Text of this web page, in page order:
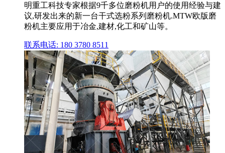
明重工科技专家根据9千多位磨粉机用户的使用经验与建
议,研发出来的新一台干式选粉系列磨粉机.MTW欧版磨
粉机主要应用于冶金,建材,化工和矿山等。
联系电话: 180 3780 8511